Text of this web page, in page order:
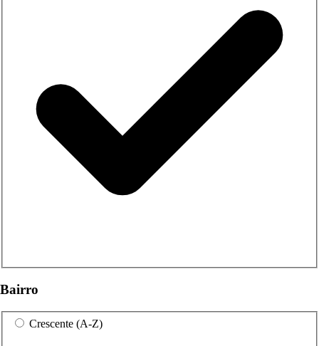
Bairro
Crescente (A-Z)